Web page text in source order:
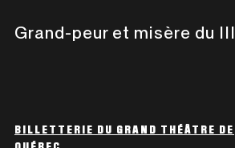
Grand-peur et misère du III
BILLETTERIE DU GRAND THÉÂTRE DE